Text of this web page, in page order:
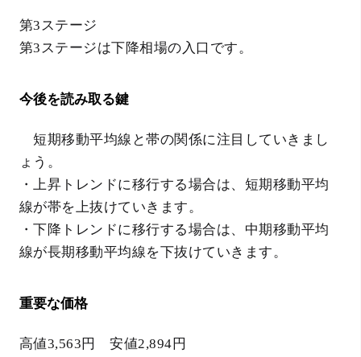
第3ステージ
第3ステージは下降相場の入口です。
今後を読み取る鍵
短期移動平均線と帯の関係に注目していきまし
ょう。
・上昇トレンドに移行する場合は、短期移動平均
線が帯を上抜けていきます。
・下降トレンドに移行する場合は、中期移動平均
線が長期移動平均線を下抜けていきます。
重要な価格
高値3,563円 安値2,894円